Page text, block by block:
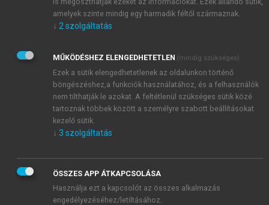
Kérek értesítést a MeRSZ újdonságairól, akcióiról.
Kérek értesítést az Akadémiai Kiadó Zrt. újdonságairól,
Adatkezelési tájékoztatóbanfoglaltakat tudomásul
veszem és elfogadom.
Általános vásárlási feltételeket, valamint a szotar.netés a
mersz.huoldalak licencszerződéseiben foglaltakat
tudomásul veszem és elfogadom.
KIPRÓBÁLOM
amelyek szinte mindig egy harmadik féltől származnak.
↓ 2 szolgáltatás
MŰKÖDÉSHEZ ELENGEDHETETLEN (mindig szükséges)
Ezek a sütik elengedhetetlenek az oldalunkon történő
böngészéshez,a funkciók használatához, és a felhasználók
nem tilthatják le azokat. A feltétlenül szükséges sütik közé
tartoznak többek között a személyre szabott beállításokat
kezelő sütik.
↓ 3 szolgáltatás
ÖSSZES APP ÁTKAPCSOLÁSA
Használja ezt a kapcsolót az összes alkalmazás
engedélyezéséhez/letiltásához.